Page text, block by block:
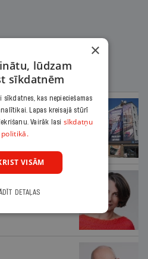
nesodīta par
kampaņu
×
lūdzam
sīkdatnēm
sīkdatnes, kas nepieciešamas
Lapas kreisajā stūrī
Vairāk lasi sīkdatņu
politikā.
VISĀM
DETAĻAS